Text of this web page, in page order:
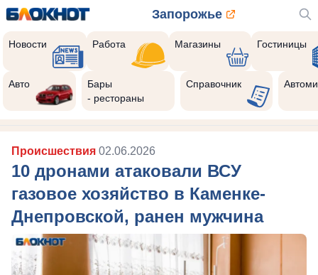
Запорожье
Новости Работа Магазины Гостиницы
Авто
Бары
- рестораны
Справочник
Происшествия 02.06.2026
10 дронами атаковали ВСУ
газовое хозяйство в Каменке-
Днепровской, ранен мужчина